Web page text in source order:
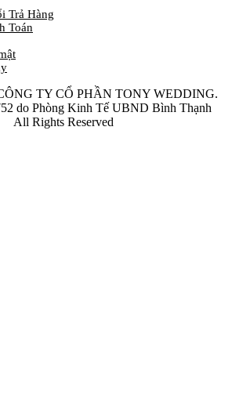
Trả Hàng
Toán
TY CỔ PHẦN TONY WEDDING.
do Phòng Kinh Tế UBND Bình Thạnh
All Rights Reserved